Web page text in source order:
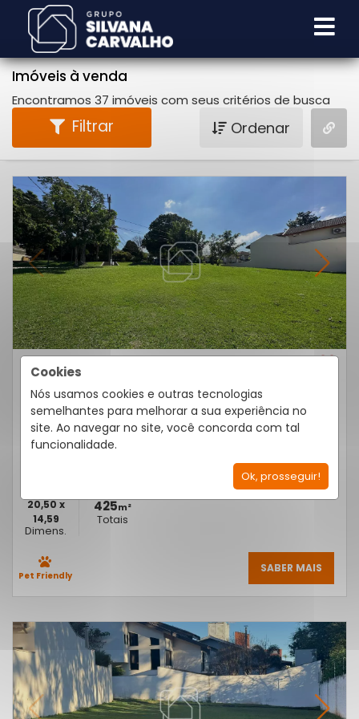
Cookies
Nós usamos cookies e outras tecnologias
semelhantes para melhorar a sua experiência no
site. Ao navegar no site, você concorda com tal
funcionalidade.
Ok, prosseguir!
Imóveis à venda
Encontramos 37 imóveis com seus critérios de busca
Filtrar Ordenar
TERRENO CONDOMÍNIO PORTAL DE ITU II 425M²
CONDOMÍNIO PORTAL DE ITU II - ITU
Cód.: 29572
Venda
R$ 470.000,00
IPTU R$ 160,85
20,50 x
14,59
Dimens.
425m²
Totais
Pet Friendly
SABER MAIS